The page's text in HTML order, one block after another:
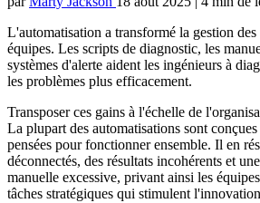
L'automatisation a transformé la gestion
équipes. Les scripts de diagnostic, les
systèmes d'alerte aident les ingénieurs à
les problèmes plus efficacement.
Transposer ces gains à l'échelle de
La plupart des automatisations sont
pensées pour fonctionner ensemble. Il en
déconnectés, des résultats incohérents et
manuelle excessive, privant ainsi les
tâches stratégiques qui stimulent